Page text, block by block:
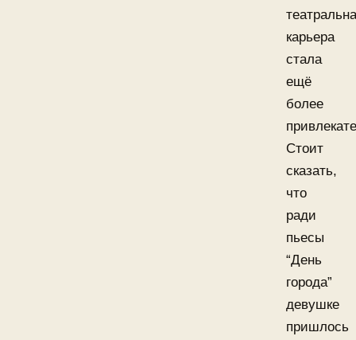
карьера
стала
ещё
более
Стоит
сказать,
что
ради
пьесы
“День
города”
девушке
пришлось